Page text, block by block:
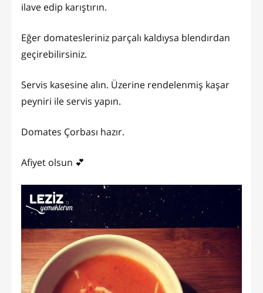
ilave edip karıştırın.
Eğer domatesleriniz parçalı kaldıysa blendırdan
geçirebilirsiniz.
Servis kasesine alın. Üzerine rendelenmiş kaşar
peyniri ile servis yapın.
Domates Çorbası hazır.
Afiyet olsun 💕